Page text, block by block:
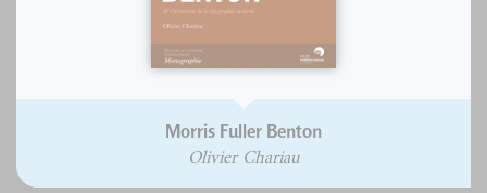
Morris Fuller Benton
Olivier Chariau